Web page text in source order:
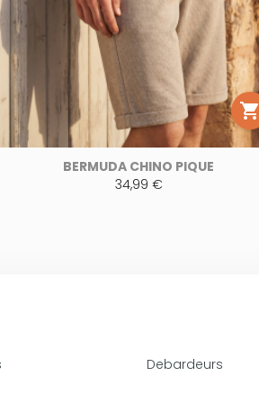

BERMUDA CHINO PIQUE
34,99 €
Debardeurs